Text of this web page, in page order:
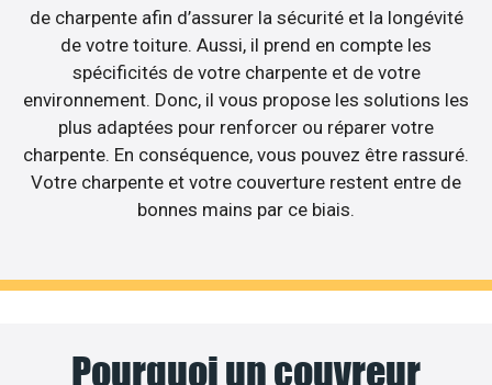
de charpente afin d’assurer la sécurité et la longévité
de votre toiture. Aussi, il prend en compte les
spécificités de votre charpente et de votre
environnement. Donc, il vous propose les solutions les
plus adaptées pour renforcer ou réparer votre
charpente. En conséquence, vous pouvez être rassuré.
Votre charpente et votre couverture restent entre de
bonnes mains par ce biais.
Pourquoi un couvreur